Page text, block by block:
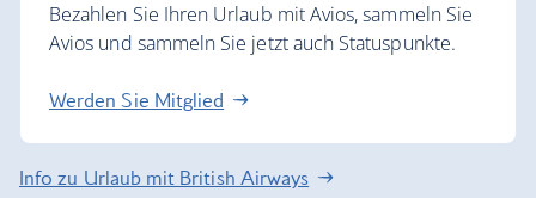
Bezahlen Sie Ihren Urlaub mit Avios, sammeln Sie
Avios und sammeln Sie jetzt auch Statuspunkte.
Werden Sie Mitglied
Info zu Urlaub mit British Airways